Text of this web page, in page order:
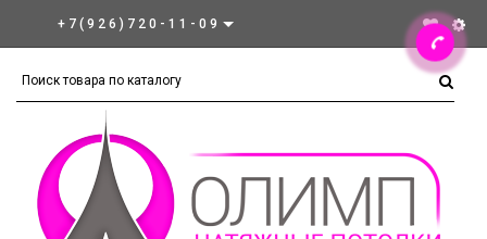
+7(926)720-11-09